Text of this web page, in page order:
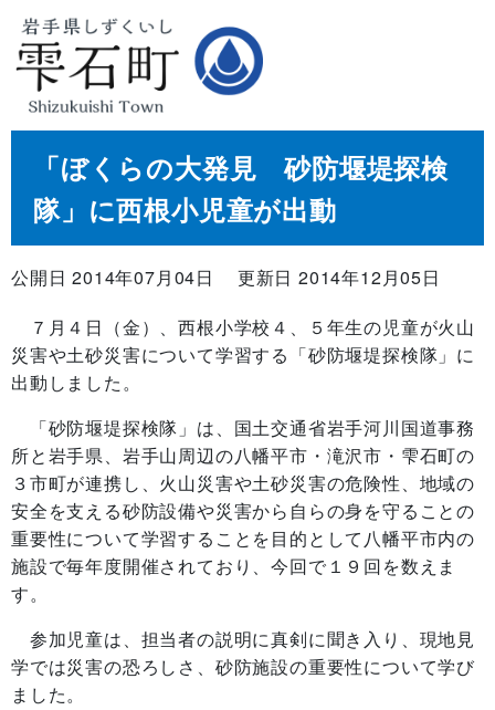
「ぼくらの大発見 砂防堰堤探検
隊」に西根小児童が出動
公開日 2014年07月04日
更新日 2014年12月05日
７月４日（金）、西根小学校４、５年生の児童が火山
災害や土砂災害について学習する「砂防堰堤探検隊」に
出動しました。
「砂防堰堤探検隊」は、国土交通省岩手河川国道事務
所と岩手県、岩手山周辺の八幡平市・滝沢市・雫石町の
３市町が連携し、火山災害や土砂災害の危険性、地域の
安全を支える砂防設備や災害から自らの身を守ることの
重要性について学習することを目的として八幡平市内の
施設で毎年度開催されており、今回で１９回を数えま
す。
参加児童は、担当者の説明に真剣に聞き入り、現地見
学では災害の恐ろしさ、砂防施設の重要性について学び
ました。